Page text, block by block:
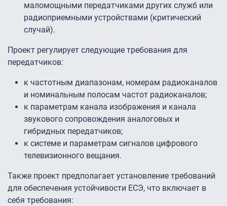
маломощными передатчиками других служб или
радиоприемными устройствами (критический
случай).
Проект регулирует следующие требования для
передатчиков:
к частотным диапазонам, номерам радиоканалов
и номинальным полосам частот радиоканалов;
к параметрам канала изображения и канала
звукового сопровождения аналоговых и
гибридных передатчиков;
к системе и параметрам сигналов цифрового
телевизионного вещания.
Также проект предполагает установление требований
для обеспечения устойчивости ЕСЭ, что включает в
себя требования: